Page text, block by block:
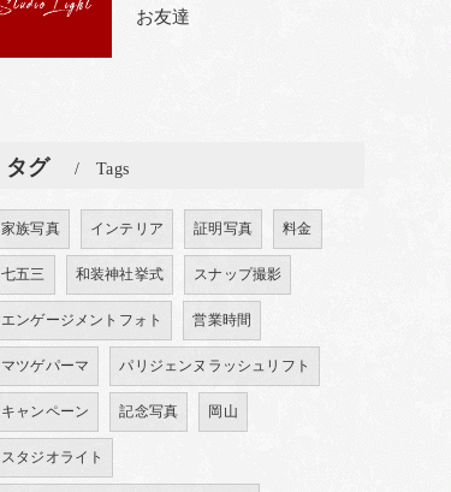
お友達
タグ Tags
家族写真 インテリア 証明写真 料金
七五三 和装神社挙式 スナップ撮影
エンゲージメントフォト 営業時間
マツゲパーマ パリジェンヌラッシュリフト
キャンペーン 記念写真 岡山
スタジオライト